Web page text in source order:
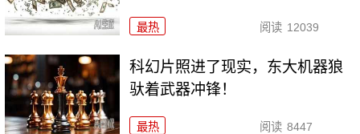
最热 阅读 12039
科幻片照进了现实，东大机器狼
驮着武器冲锋！
最热 阅读 8447